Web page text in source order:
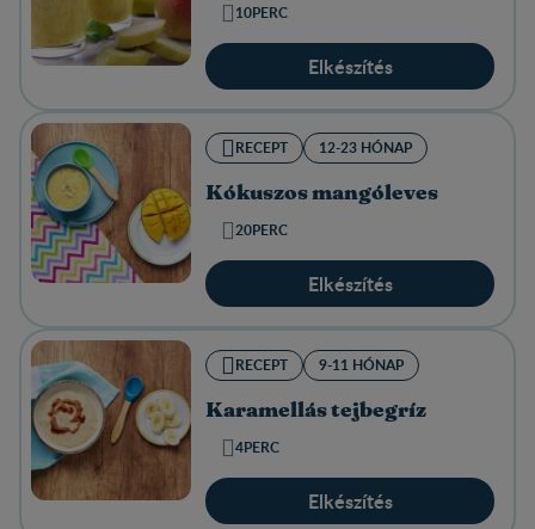
10PERC
Elkészítés
RECEPT 12-23 HÓNAP
Kókuszos mangóleves
20PERC
Elkészítés
RECEPT 9-11 HÓNAP
Karamellás tejbegríz
4PERC
Elkészítés